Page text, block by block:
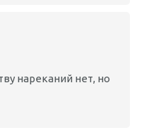
нареканий нет, но